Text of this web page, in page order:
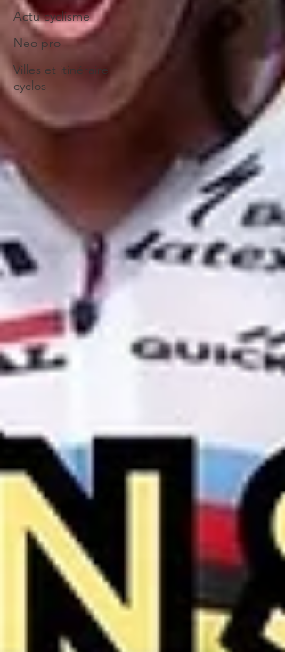
Actu cyclisme
Neo pro
Villes et itinéraire
cyclos